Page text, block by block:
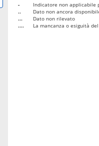
-
Indicatore non applicabile
..
Dato non ancora
...
Dato non rilevato
....
La mancanza o esiguità